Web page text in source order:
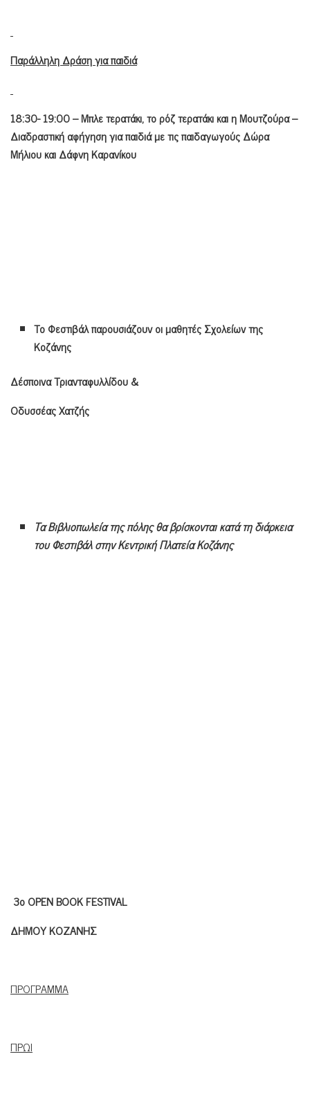
Παράλληλη Δράση για παιδιά
18:30- 19:00 – Μπλε τερατάκι, το ρόζ τερατάκι και η Μουτζούρα –
Διαδραστική αφήγηση για παιδιά με τις παιδαγωγούς Δώρα
Μήλιου και Δάφνη Καρανίκου
Το Φεστιβάλ παρουσιάζουν οι μαθητές Σχολείων της
Κοζάνης
Δέσποινα Τριανταφυλλίδου &
Οδυσσέας Χατζής
Τα Βιβλιοπωλεία της πόλης θα βρίσκονται κατά τη διάρκεια
του Φεστιβάλ στην Κεντρική Πλατεία Κοζάνης
3οOPEN BOOK FESTIVAL
ΔΗΜΟΥΚΟΖΑΝΗΣ
ΠΡΟΓΡΑΜΜΑ
ΠΡΩΙ